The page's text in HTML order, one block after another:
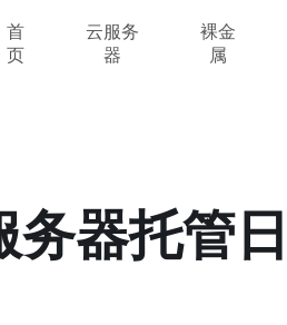
首
页
云服务
器
裸金
属
务器托管